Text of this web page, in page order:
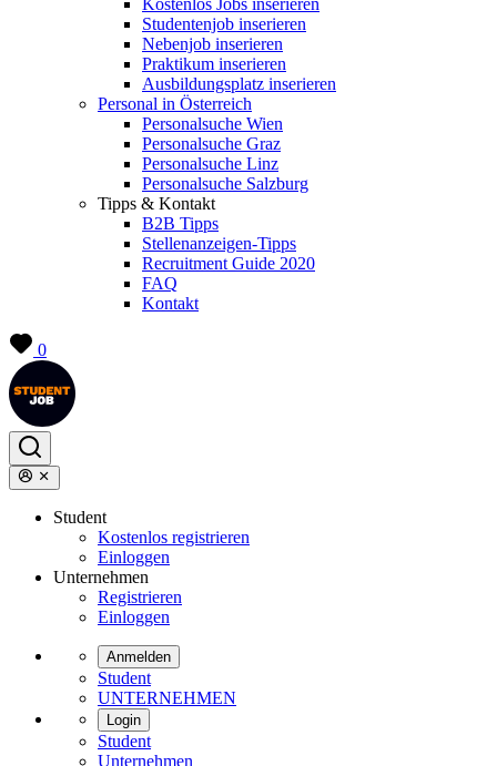
Kostenlos Jobs inserieren
Studentenjob inserieren
Nebenjob inserieren
Praktikum inserieren
Ausbildungsplatz inserieren
Personal in Österreich
Personalsuche Wien
Personalsuche Graz
Personalsuche Linz
Personalsuche Salzburg
Tipps & Kontakt
B2B Tipps
Stellenanzeigen-Tipps
Recruitment Guide 2020
FAQ
Kontakt
0
Student
Kostenlos registrieren
Einloggen
Unternehmen
Registrieren
Einloggen
Anmelden
Student
UNTERNEHMEN
Login
Student
Unternehmen